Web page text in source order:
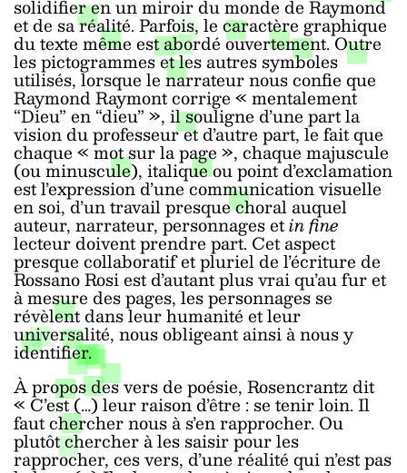
solidifier en un miroir du monde de Raymond
et de sa réalité. Parfois, le caractère graphique
du texte même est abordé ouvertement. Outre
les pictogrammes et les autres symboles
utilisés, lorsque le narrateur nous confie que
Raymond Raymont corrige « mentalement
“Dieu” en “dieu” », il souligne d’une part la
vision du professeur et d’autre part, le fait que
chaque « mot sur la page », chaque majuscule
(ou minuscule), italique ou point d’exclamation
est l’expression d’une communication visuelle
en soi, d’un travail presque choral auquel
auteur, narrateur, personnages etin fine
lecteur doivent prendre part. Cet aspect
presque collaboratif et pluriel de l’écriture de
Rossano Rosi est d’autant plus vrai qu’au fur et
à mesure des pages, les personnages se
révèlent dans leur humanité et leur
universalité, nous obligeant ainsi à nous y
identifier.
À propos des vers de poésie, Rosencrantz dit
« C’est (…) leur raison d’être : se tenir loin. Il
faut chercher nous à s’en rapprocher. Ou
plutôt chercher à les saisir pour les
rapprocher, ces vers, d’une réalité qui n’est pas